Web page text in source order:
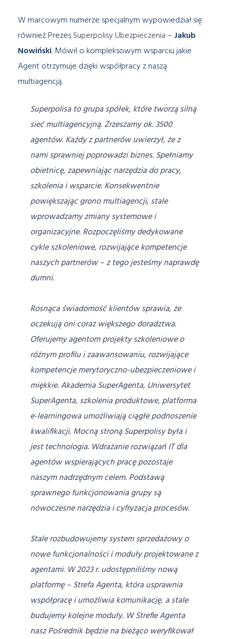
W marcowym numerze specjalnym wypowiedział się
również PrezesSuperpolisy Ubezpieczenia –Jakub
Nowiński. Mówił o kompleksowym wsparciu jakie
Agent otrzymuje dzięki współpracy z naszą
multiagencją.
Superpolisa to grupa spółek, które tworzą silną
sieć multiagencyjną. Zrzeszamy ok. 3500
agentów. Każdy z partnerów uwierzył, że z
nami sprawniej poprowadzi biznes. Spełniamy
obietnicę, zapewniając narzędzia do pracy,
szkolenia i wsparcie. Konsekwentnie
powiększając grono multiagencji, stale
wprowadzamy zmiany systemowe i
organizacyjne. Rozpoczęliśmy dedykowane
cykle szkoleniowe, rozwijające kompetencje
naszych partnerów – z tego jesteśmy naprawdę
dumni.
Rosnąca świadomość klientów sprawia, że
oczekują oni coraz większego doradztwa.
Oferujemy agentom projekty szkoleniowe o
różnym profilu i zaawansowaniu, rozwijające
kompetencje merytoryczno-ubezpieczeniowe i
miękkie. Akademia SuperAgenta, Uniwersytet
SuperAgenta, szkolenia produktowe, platforma
e-learningowa umożliwiają ciągłe podnoszenie
kwalifikacji. Mocną stroną Superpolisy była i
jest technologia. Wdrażanie rozwiązań IT dla
agentów wspierających pracę pozostaje
naszym nadrzędnym celem. Podstawą
sprawnego funkcjonowania grupy są
nowoczesne narzędzia i cyfryzacja procesów.
Stale rozbudowujemy system sprzedażowy o
nowe funkcjonalności i moduły projektowane z
agentami. W 2023 r. udostępniliśmy nową
platformę – Strefa Agenta, która usprawnia
współpracę i umożliwia komunikację, a stale
budujemy kolejne moduły. W Strefie Agenta
nasz Pośrednik będzie na bieżąco weryfikował